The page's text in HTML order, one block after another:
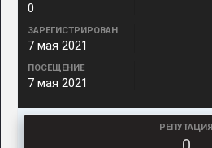
0
ЗАРЕГИСТРИРОВАН
7 мая 2021
ПОСЕЩЕНИЕ
7 мая 2021
РЕПУТАЦИЯ